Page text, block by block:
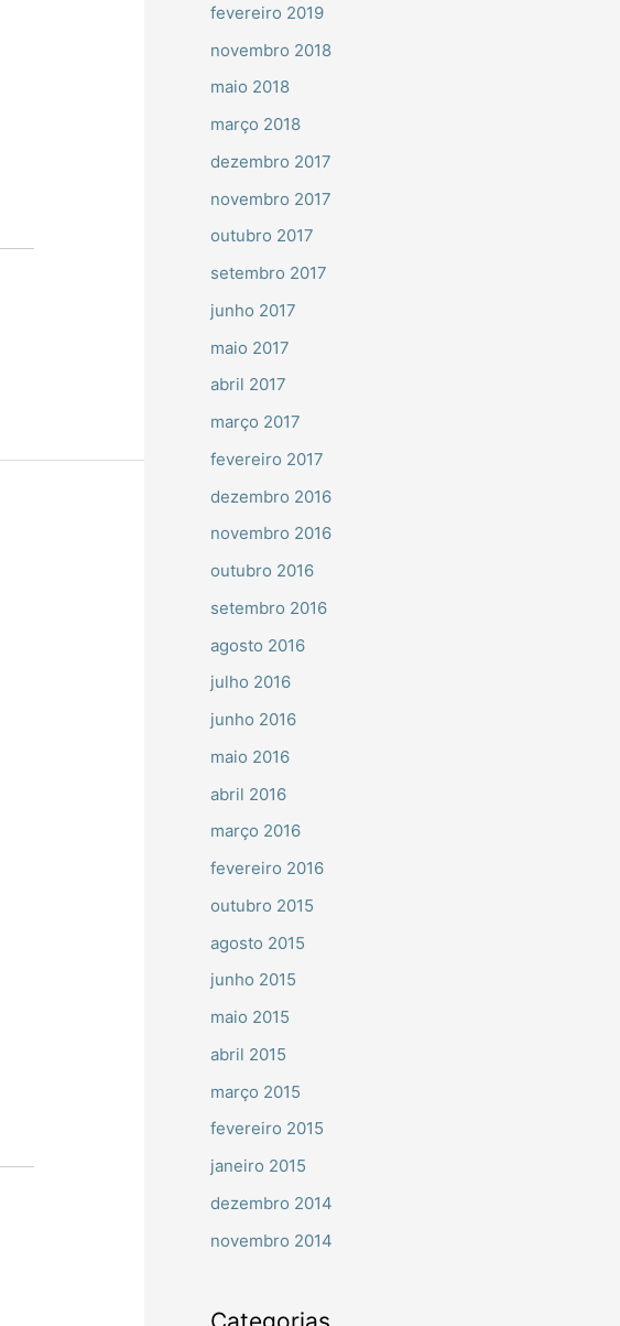
fevereiro 2019
novembro 2018
maio 2018
março 2018
dezembro 2017
novembro 2017
outubro 2017
setembro 2017
junho 2017
maio 2017
abril 2017
março 2017
fevereiro 2017
dezembro 2016
novembro 2016
outubro 2016
setembro 2016
agosto 2016
julho 2016
junho 2016
maio 2016
abril 2016
março 2016
fevereiro 2016
outubro 2015
agosto 2015
junho 2015
maio 2015
abril 2015
março 2015
fevereiro 2015
janeiro 2015
dezembro 2014
novembro 2014